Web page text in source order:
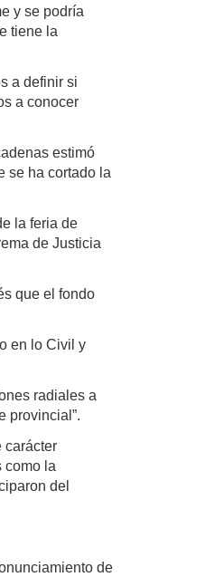
y se podría
tiene la
a definir si
a conocer
estimó
se ha cortado la
la feria de
de Justicia
que el fondo
en lo Civil y
radiales a
provincial”.
carácter
como la
del
de